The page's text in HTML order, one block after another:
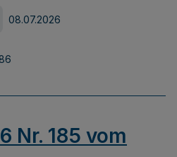
08.07.2026
Nr. 185 vom